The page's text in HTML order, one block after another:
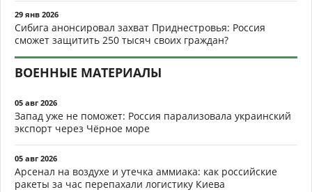
29 янв 2026
Сибига анонсировал захват Приднестровья: Россия
сможет защитить 250 тысяч своих граждан?
ВОЕННЫЕ МАТЕРИАЛЫ
05 авг 2026
Запад уже не поможет: Россия парализовала украинский
экспорт через Чёрное море
05 авг 2026
Арсенал на воздухе и утечка аммиака: как российские
ракеты за час перепахали логистику Киева